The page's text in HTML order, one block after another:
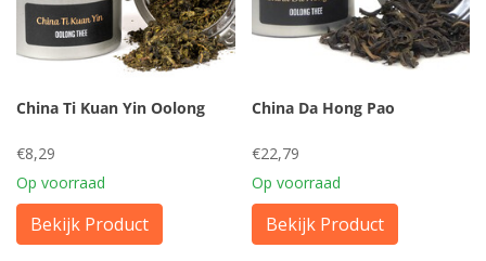
China Ti Kuan Yin Oolong
€8,29
Op voorraad
Bekijk Product
China Da Hong Pao
€22,79
Op voorraad
Bekijk Product